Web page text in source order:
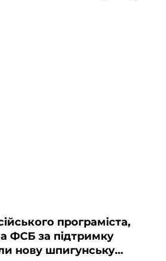
програміста,
ФСБ за підтримку
нову шпигунську